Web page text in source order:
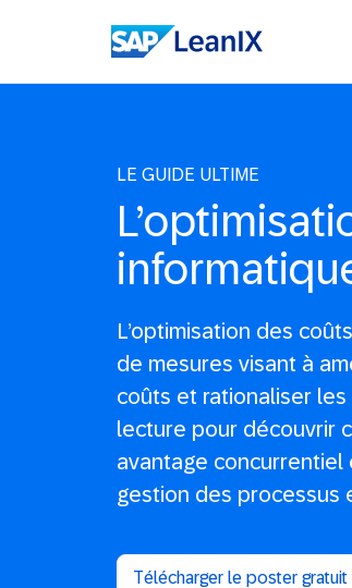
LE GUIDE ULTIME
L’optimisation des
de mesures visant à
coûts et rationaliser
lecture pour découvrir
avantage
gestion des processus
Télécharger le poster gratuit